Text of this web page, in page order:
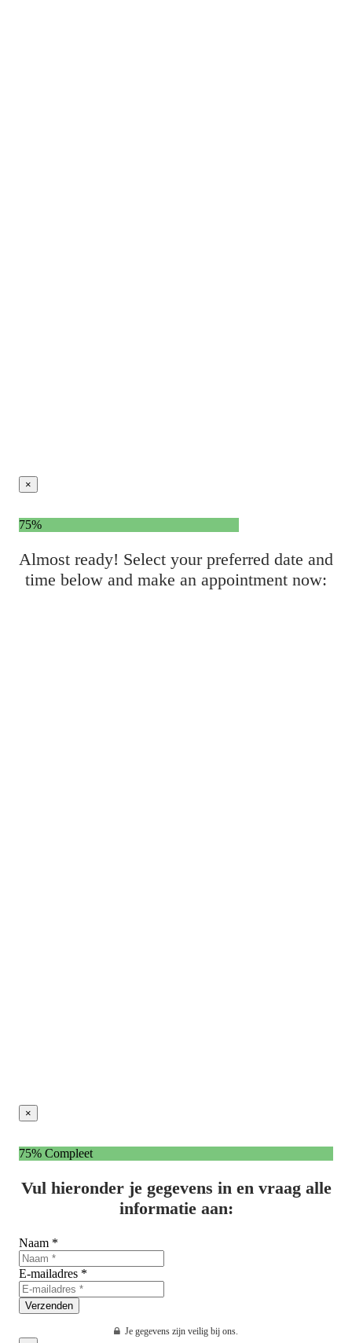
×
75%
Almost ready! Select your preferred date and
time below and make an appointment now:
×
75% Compleet
Vul hieronder je gegevens in en vraag alle
informatie aan:
Naam *
E-mailadres *
Verzenden
Je gegevens zijn veilig bij ons.